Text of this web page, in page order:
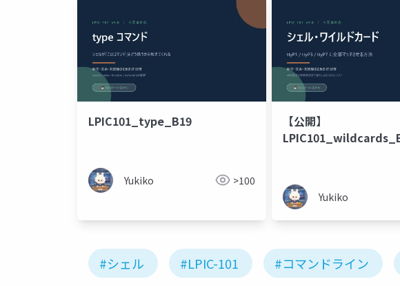
LPIC101_type_B19
Yukiko >100
【公開】
Yukiko
#シェル #LPIC-101 #コマンドライン